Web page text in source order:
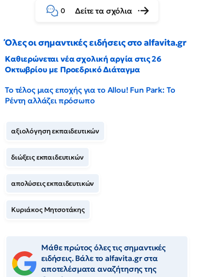
0 Δείτε τα σχόλια
Όλες οι σημαντικές ειδήσεις στο alfavita.gr
Καθιερώνεται νέα σχολική αργία στις 26
Οκτωβρίου με Προεδρικό Διάταγμα
Το τέλος μιας εποχής για το Allou! Fun Park: Το
Ρέντη αλλάζει πρόσωπο
αξιολόγηση εκπαιδευτικών
διώξεις εκπαιδευτικών
απολύσεις εκπαιδευτικών
Κυριάκος Μητσοτάκης
Μάθε πρώτος όλες τις σημαντικές
ειδήσεις. Βάλε το alfavita.gr στα
αποτελέσματα αναζήτησης της